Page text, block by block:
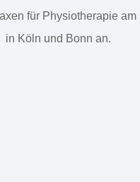
für Physiotherapie am
in Köln und Bonn an.